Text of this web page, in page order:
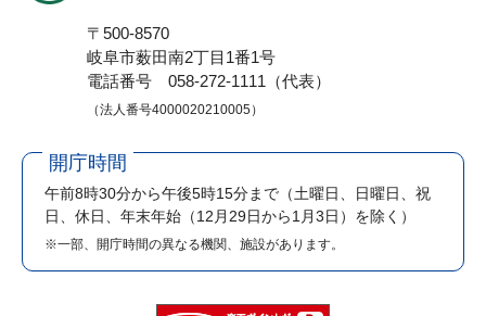
〒500-8570
岐阜市薮田南2丁目1番1号
電話番号 058-272-1111（代表）
（法人番号4000020210005）
開庁時間
午前8時30分から午後5時15分まで （土曜日、日曜日、祝
日、休日、年末年始（12月29日から1月3日）を除く）
※一部、開庁時間の異なる機関、施設があります。